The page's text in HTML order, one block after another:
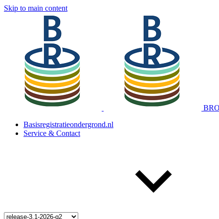
Skip to main content
Basisregistratieondergrond.nl
Service & Contact